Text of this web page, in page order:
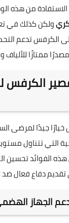
من هذه
ولكن كذلك في
الكرفس تدعم
ممتازًا للألياف
جيدًا لمرضى
التي تتناول
الفوائد تحسين
تقديم دفاع فعال
الجهاز